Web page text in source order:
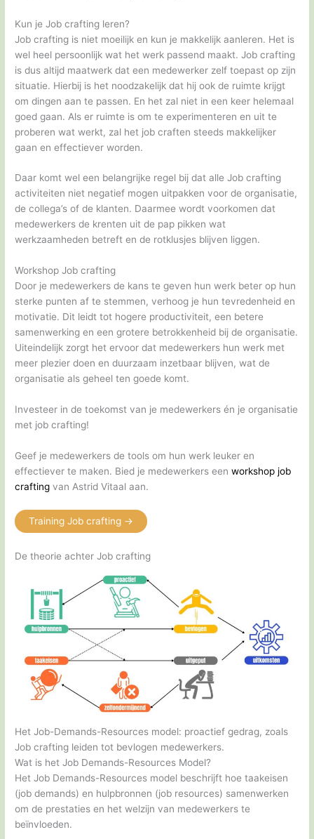
Kun je Job crafting leren?
Job crafting is niet moeilijk en kun je makkelijk aanleren. Het is
wel heel persoonlijk wat het werk passend maakt. Job crafting
is dus altijd maatwerk dat een medewerker zelf toepast op zijn
situatie. Hierbij is het noodzakelijk dat hij ook de ruimte krijgt
om dingen aan te passen. En het zal niet in een keer helemaal
goed gaan. Als er ruimte is om te experimenteren en uit te
proberen wat werkt, zal het job craften steeds makkelijker
gaan en effectiever worden.
Daar komt wel een belangrijke regel bij dat alle Job crafting
activiteiten niet negatief mogen uitpakken voor de organisatie,
de collega’s of de klanten. Daarmee wordt voorkomen dat
medewerkers de krenten uit de pap pikken wat
werkzaamheden betreft en de rotklusjes blijven liggen.
Workshop Job crafting
Door je medewerkers de kans te geven hun werk beter op hun
sterke punten af te stemmen, verhoog je hun tevredenheid en
motivatie. Dit leidt tot hogere productiviteit, een betere
samenwerking en een grotere betrokkenheid bij de organisatie.
Uiteindelijk zorgt het ervoor dat medewerkers hun werk met
meer plezier doen en duurzaam inzetbaar blijven, wat de
organisatie als geheel ten goede komt.
Investeer in de toekomst van je medewerkers én je organisatie
met job crafting!
Geef je medewerkers de tools om hun werk leuker en
effectiever te maken. Bied je medewerkers eenworkshop job
crafting van Astrid Vitaal aan.
Training Job crafting ->
De theorie achter Job crafting
Het Job-Demands-Resources model: proactief gedrag, zoals
Job crafting leiden tot bevlogen medewerkers.
Wat is het Job Demands-Resources Model?
Het Job Demands-Resources model beschrijft hoe taakeisen
(job demands) en hulpbronnen (job resources) samenwerken
om de prestaties en het welzijn van medewerkers te
beïnvloeden.